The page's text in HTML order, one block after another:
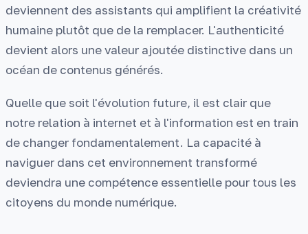
deviennent des assistants qui amplifient la créativité
humaine plutôt que de la remplacer. L'authenticité
devient alors une valeur ajoutée distinctive dans un
océan de contenus générés.
Quelle que soit l'évolution future, il est clair que
notre relation à internet et à l'information est en train
de changer fondamentalement. La capacité à
naviguer dans cet environnement transformé
deviendra une compétence essentielle pour tous les
citoyens du monde numérique.